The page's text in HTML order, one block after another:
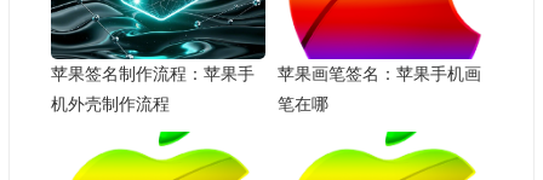
苹果签名制作流程：苹果手
机外壳制作流程
苹果画笔签名：苹果手机画
笔在哪